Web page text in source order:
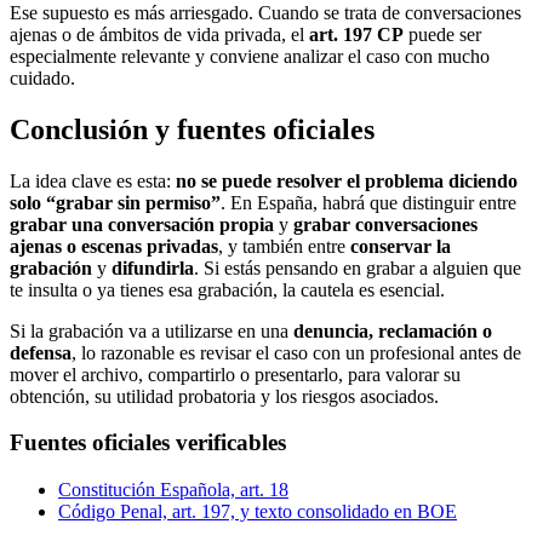
Ese supuesto es más arriesgado. Cuando se trata de conversaciones
ajenas o de ámbitos de vida privada, el art. 197 CP puede ser
especialmente relevante y conviene analizar el caso con mucho
cuidado.
Conclusión y fuentes oficiales
La idea clave es esta: no se puede resolver el problema diciendo
solo “grabar sin permiso”. En España, habrá que distinguir entre
grabar una conversación propia y grabar conversaciones
ajenas o escenas privadas, y también entre conservar la
grabación y difundirla. Si estás pensando en grabar a alguien que
te insulta o ya tienes esa grabación, la cautela es esencial.
Si la grabación va a utilizarse en una denuncia, reclamación o
defensa, lo razonable es revisar el caso con un profesional antes de
mover el archivo, compartirlo o presentarlo, para valorar su
obtención, su utilidad probatoria y los riesgos asociados.
Fuentes oficiales verificables
Constitución Española, art. 18
Código Penal, art. 197, y texto consolidado en BOE